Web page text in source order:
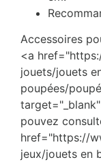
Accessoires
<a
jouets/jouets
poupées/
pouvez
href="https://
jeux/jouets en